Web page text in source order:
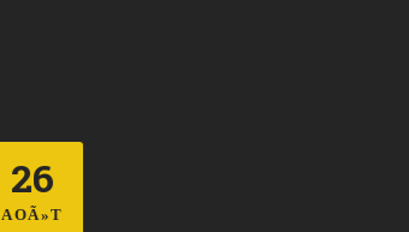
26
AOÃ»T